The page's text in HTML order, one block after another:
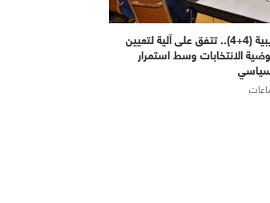
اللجنة الليبية (4+4).. تتفق على آلية لتعيين
الانتخابات وسط استمرار